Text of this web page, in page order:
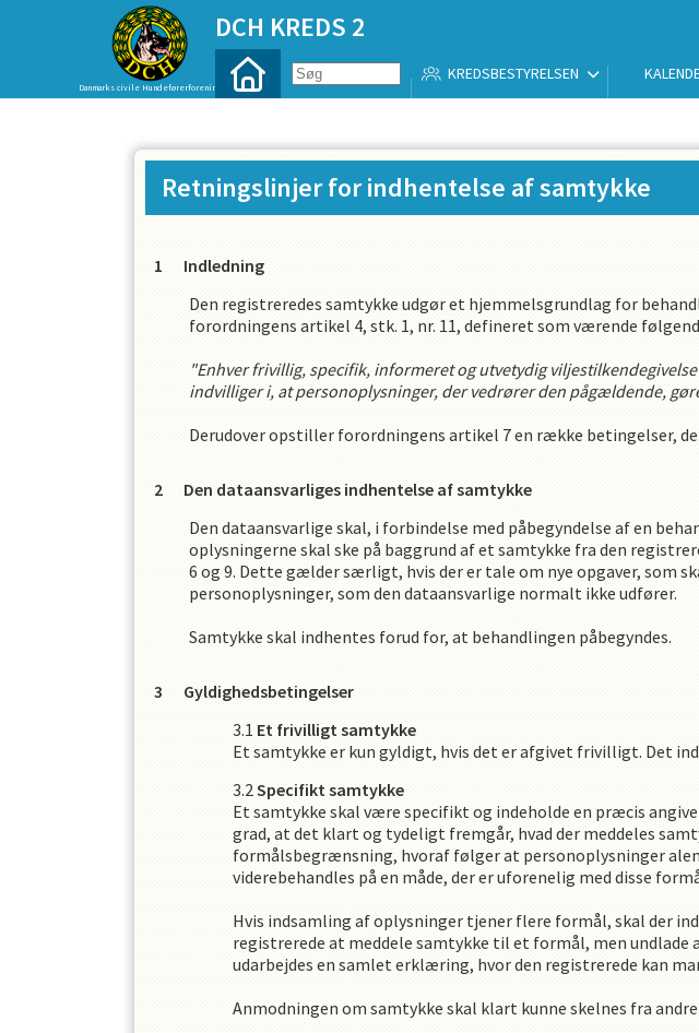
DCH KREDS 2
Danmarks civile Hundeførerforening
KREDSBESTYRELSEN
Retningslinjer for indhentelse af samtykke
Indledning
Den registreredes samtykke udgør et hjemmelsgrundlag for
forordningens artikel 4, stk. 1, nr. 11, defineret som værende
"Enhver frivillig, specifik, informeret og utvetydig
indvilliger i, at personoplysninger, der vedrører den pågældende,
Derudover opstiller forordningens artikel 7 en række betingelser,
Den dataansvarliges indhentelse af samtykke
Den dataansvarlige skal, i forbindelse med påbegyndelse af en
oplysningerne skal ske på baggrund af et samtykke fra den
6 og 9. Dette gælder særligt, hvis der er tale om nye opgaver, som
personoplysninger, som den dataansvarlige normalt ikke udfører.
Samtykke skal indhentes forud for, at behandlingen påbegyndes.
Gyldighedsbetingelser
Et frivilligt samtykke
Et samtykke er kun gyldigt, hvis det er afgivet frivilligt. Det
Specifikt samtykke
Et samtykke skal være specifikt og indeholde en præcis
grad, at det klart og tydeligt fremgår, hvad der meddeles
formålsbegrænsning, hvoraf følger at personoplysninger
viderebehandles på en måde, der er uforenelig med disse
Hvis indsamling af oplysninger tjener flere formål, skal der
registrerede at meddele samtykke til et formål, men
udarbejdes en samlet erklæring, hvor den registrerede kan
Anmodningen om samtykke skal klart kunne skelnes fra